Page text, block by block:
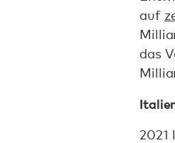
auf
das
2021